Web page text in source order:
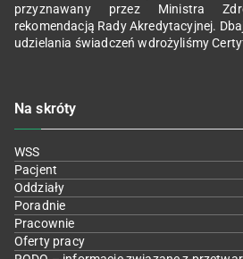
przyznawany przez Ministra
rekomendacją Rady Akredytacyjnej.
udzielania świadczeń wdrożyliśmy
Na skróty
WSS
Pacjent
Oddziały
Poradnie
Pracownie
Oferty pracy